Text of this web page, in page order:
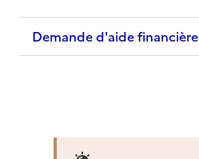
Demande d'aide financière